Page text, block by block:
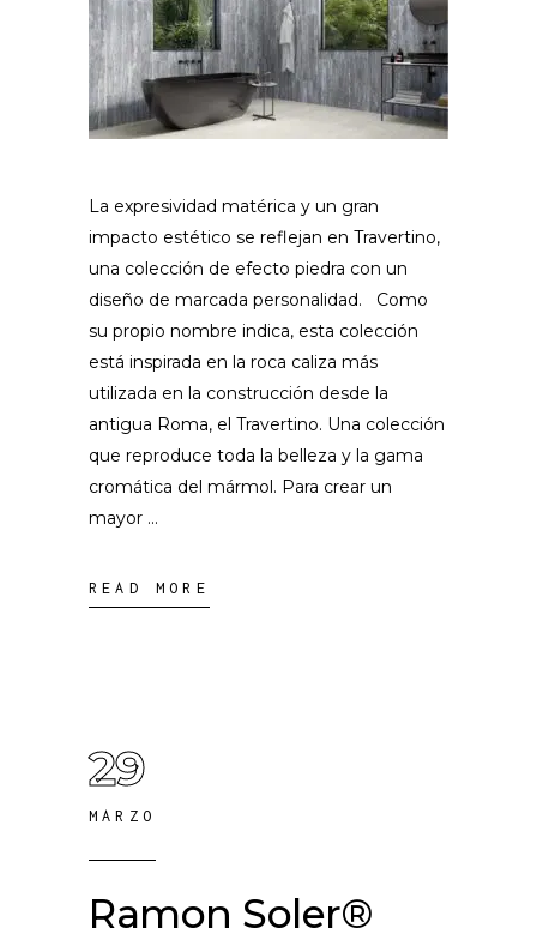
La expresividad matérica y un gran
impacto estético se reflejan en Travertino,
una colección de efecto piedra con un
diseño de marcada personalidad. Como
su propio nombre indica, esta colección
está inspirada en la roca caliza más
utilizada en la construcción desde la
antigua Roma, el Travertino. Una colección
que reproduce toda la belleza y la gama
cromática del mármol. Para crear un
mayor
READ MORE
29
MARZO
Ramon Soler®